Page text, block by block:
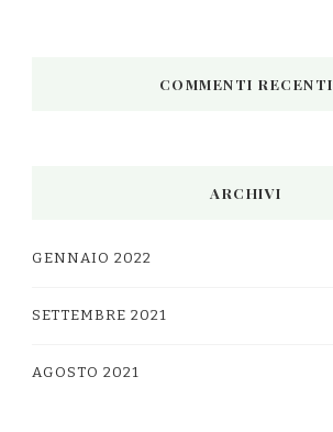
COMMENTI RECENTI
ARCHIVI
GENNAIO 2022
SETTEMBRE 2021
AGOSTO 2021